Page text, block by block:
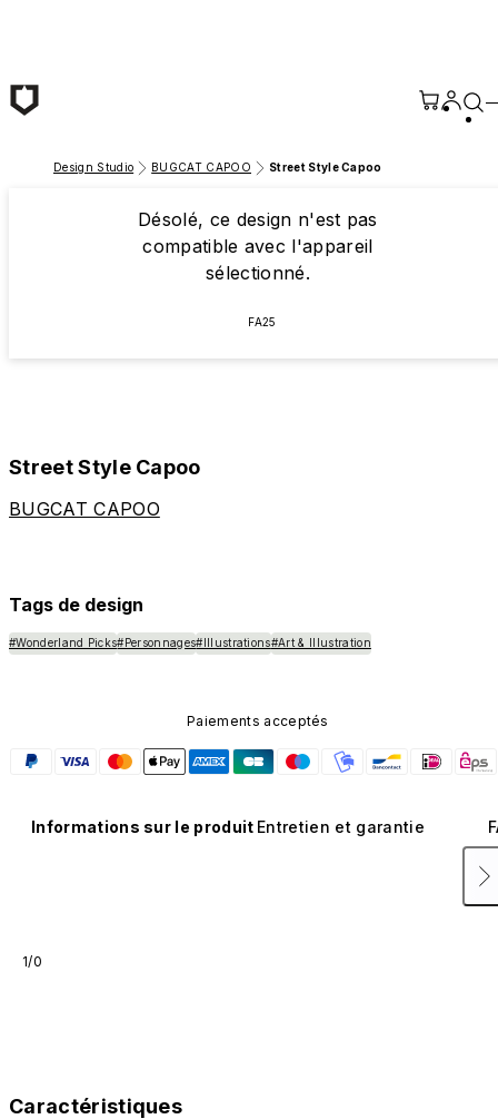
Design Studio BUGCAT CAPOO Street Style Capoo
Désolé, ce design n'est pas
compatible avec l'appareil
sélectionné.
FA25
Street Style Capoo
BUGCAT CAPOO
Tags de design
#Wonderland Picks#Personnages#Illustrations#Art & Illustration
Paiements acceptés
Informations sur le produit Entretien et garantie
1/0
Caractéristiques